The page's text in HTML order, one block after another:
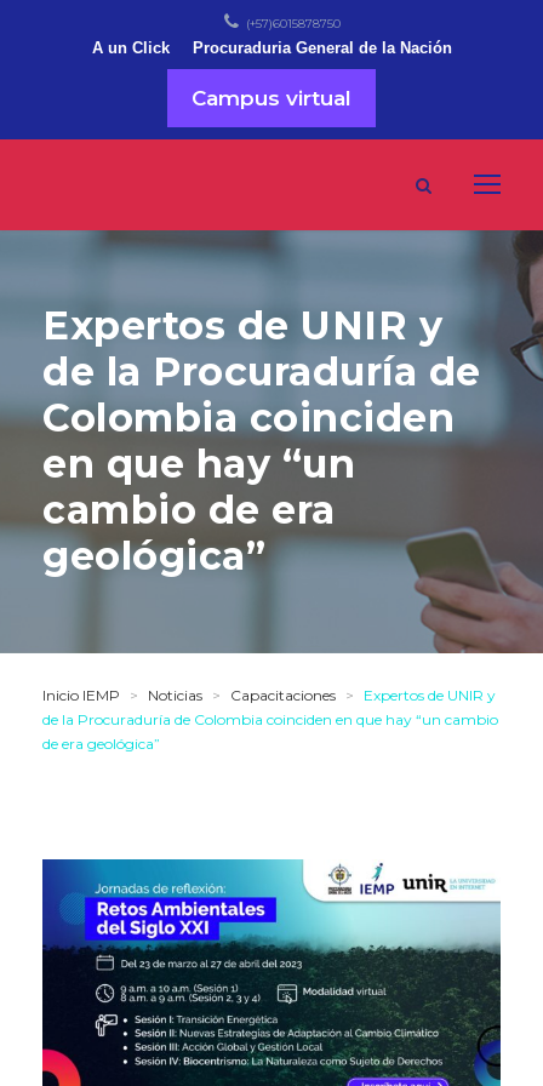
(+57)6015878750
A un Click Procuraduria General de la Nación
Campus virtual
Expertos de UNIR y
de la Procuraduría de
Colombia coinciden
en que hay “un
cambio de era
geológica”
Inicio IEMP > Noticias > Capacitaciones >
Expertos de UNIR y
de la Procuraduría de Colombia coinciden en que hay “un cambio
de era geológica”